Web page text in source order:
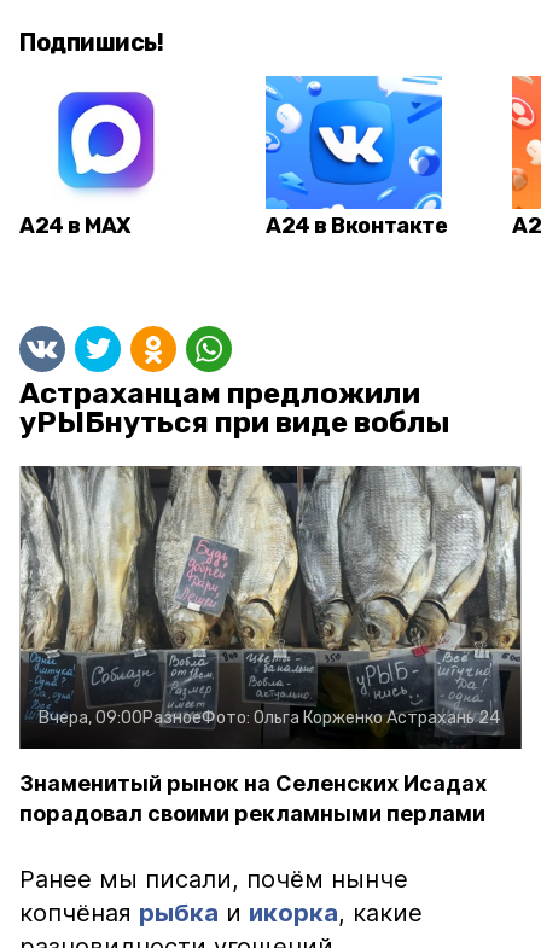
Подпишись!
А24 в MAX А24 в Вконтакте
Астраханцам предложили
уРЫБнуться при виде воблы
Вчера, 09:00РазноеФото: Ольга КорженкоАстрахань 24
Знаменитый рынок на Селенских Исадах
порадовал своими рекламными перлами
Ранее мы писали, почём нынче
копчёная рыбка и икорка, какие